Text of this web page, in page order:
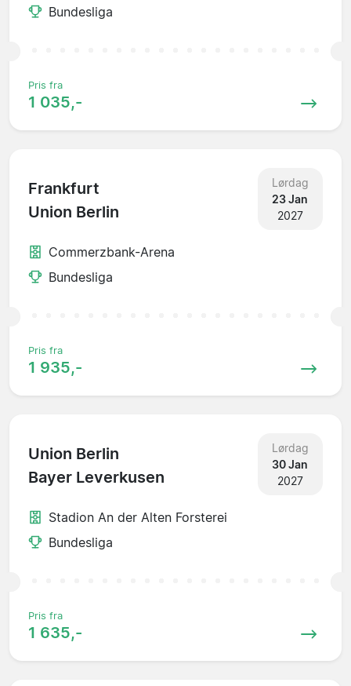
Bundesliga
Pris fra
1 035,-
Frankfurt
Union Berlin
Lørdag
23 Jan
2027
Commerzbank-Arena
Bundesliga
Pris fra
1 935,-
Union Berlin
Bayer Leverkusen
Lørdag
30 Jan
2027
Stadion An der Alten Forsterei
Bundesliga
Pris fra
1 635,-